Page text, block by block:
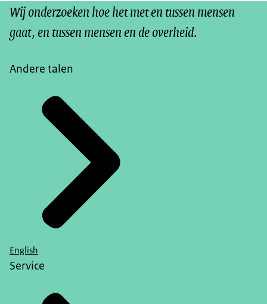
Wij onderzoeken hoe het met en tussen mensen
gaat, en tussen mensen en de overheid.
Andere talen
English
Service